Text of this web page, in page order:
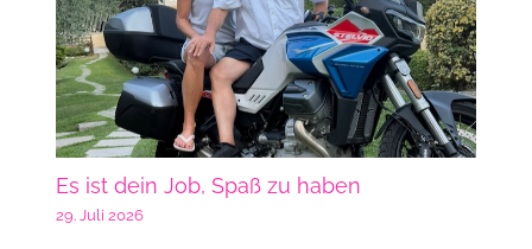
Es ist dein Job, Spaß zu haben
29. Juli 2026